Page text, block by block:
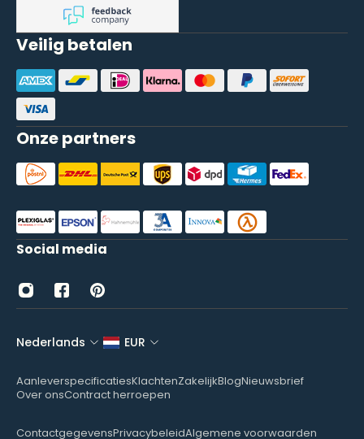
Veilig betalen
Onze partners
Social media
Nederlands EUR
AanleverspecificatiesKlachtenZakelijkBlogNieuwsbrief
Over onsContract herroepen
ContactgegevensPrivacybeleidAlgemene voorwaarden